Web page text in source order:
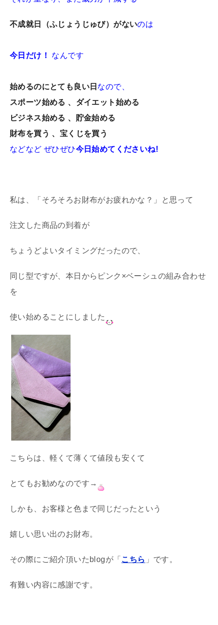
不成就日（ふじょうじゅび）がないのは
今日だけ！ なんです
始めるのにとても良い日 なので、
スポーツ始める 、ダイエット始める
ビジネス始める 、貯金始める
財布を買う 、宝くじを買う
などなど ぜひぜひ今日始めてくださいね!
私は、「そろそろお財布がお疲れかな？」 と思って
注文した商品の到着が
ちょうどよいタイミングだったので、
同じ型ですが、本日からピンク×ベーシュの組み合わせ
を
使い始めることにしました
こちらは、軽くて薄くて値段も安くて
とてもお勧めなのです→
しかも、お客様と色まで同じだったという
嬉しい思い出のお財布。
その際にご紹介頂いたblogが「 こちら 」です。
有難い内容に感謝です。